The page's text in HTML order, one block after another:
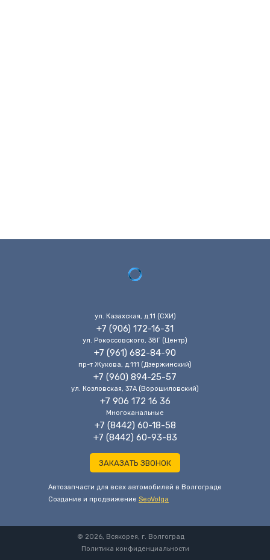
Автозапчасти для всех автомобилей в Волгограде
Cоздание и продвижение SeoVolga
ул. Казахская, д.11 (CХИ)
+7 (906) 172-16-31
ул. Рокоссовского, 38Г (Центр)
+7 (961) 682-84-90
пр-т Жукова, д.111 (Дзержинский)
+7 (960) 894-25-57
ул. Козловская, 37А (Ворошиловский)
+7 906 172 16 36
Многоканальные
+7 (8442) 60-18-58
+7 (8442) 60-93-83
ЗАКАЗАТЬ ЗВОНОК
© 2026, Всякорея, г. Волгоград
Политика конфиденциальности